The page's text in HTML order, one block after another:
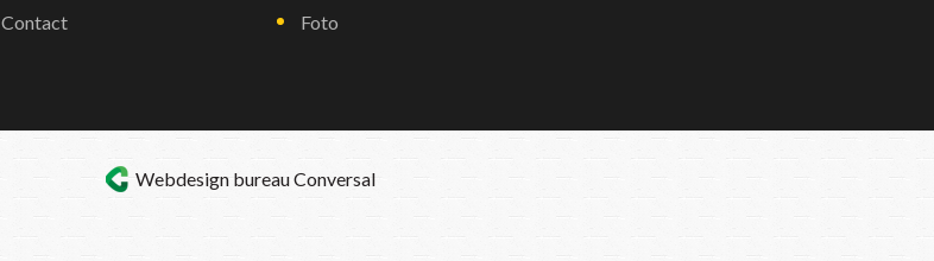
Contact
Foto
Webdesign bureauConversal